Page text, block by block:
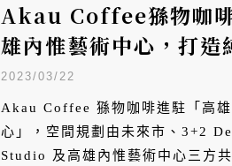
Akau Coffee猻物咖
雄內惟藝術中心，打造
築中的森林咖啡館
2023/03/22
Akau Coffee 猻物咖啡進駐「⾼雄
⼼」，空間規劃由未來市、3+2
Studio 及⾼雄內惟藝術中⼼三方共